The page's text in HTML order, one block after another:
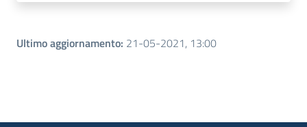
Ultimo aggiornamento: 21-05-2021, 13:00